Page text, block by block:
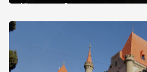
Ніжин греки?